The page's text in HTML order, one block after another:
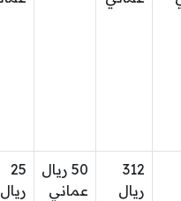
312
ريال
50 ريال
عماني
25
ريال